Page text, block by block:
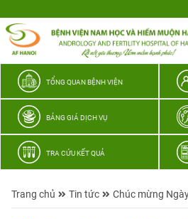
thương
TỔNG QUAN BỆNH VIỆN
BẢNG GIÁ DỊCH VỤ
TRA CỨU KẾT QUẢ
Trang chủ Tin tức Chúc mừng